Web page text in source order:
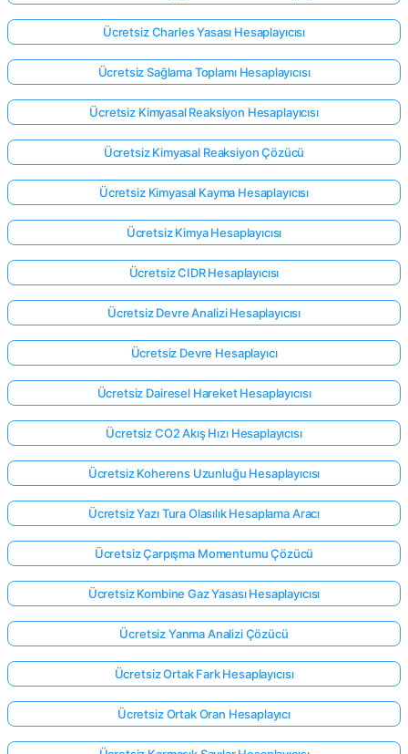
Ücretsiz Charles Yasası Hesaplayıcısı
Ücretsiz Sağlama Toplamı Hesaplayıcısı
Ücretsiz Kimyasal Reaksiyon Hesaplayıcısı
Ücretsiz Kimyasal Reaksiyon Çözücü
Ücretsiz Kimyasal Kayma Hesaplayıcısı
Ücretsiz Kimya Hesaplayıcısı
Ücretsiz CIDR Hesaplayıcısı
Ücretsiz Devre Analizi Hesaplayıcısı
Ücretsiz Devre Hesaplayıcı
Ücretsiz Dairesel Hareket Hesaplayıcısı
Ücretsiz CO2 Akış Hızı Hesaplayıcısı
Ücretsiz Koherens Uzunluğu Hesaplayıcısı
Ücretsiz Yazı Tura Olasılık Hesaplama Aracı
Ücretsiz Çarpışma Momentumu Çözücü
Ücretsiz Kombine Gaz Yasası Hesaplayıcısı
Ücretsiz Yanma Analizi Çözücü
Ücretsiz Ortak Fark Hesaplayıcısı
Ücretsiz Ortak Oran Hesaplayıcı